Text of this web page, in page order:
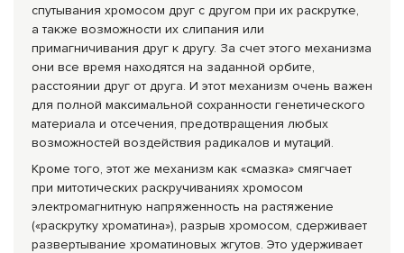
спутывания хромосом друг с другом при их раскрутке,
а также возможности их слипания или
примагничивания друг к другу. За счет этого механизма
они все время находятся на заданной орбите,
расстоянии друг от друга. И этот механизм очень важен
для полной максимальной сохранности генетического
материала и отсечения, предотвращения любых
возможностей воздействия радикалов и мутаций.
Кроме того, этот же механизм как «смазка» смягчает
при митотических раскручиваниях хромосом
электромагнитную напряженность на растяжение
(«раскрутку хроматина»), разрыв хромосом, сдерживает
развертывание хроматиновых жгутов. Это удерживает